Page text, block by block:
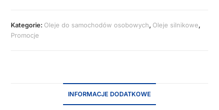
Kategorie: Oleje do samochodów osobowych, Oleje silnikowe,
Promocje
INFORMACJE DODATKOWE